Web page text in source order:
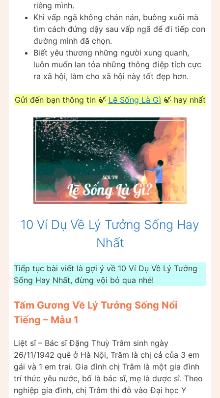
riêng mình.
Khi vấp ngã không chán nản, buông xuôi mà
tìm cách đứng dậy sau vấp ngã để đi tiếp con
đường mình đã chọn.
Biết yêu thương những người xung quanh,
luôn muốn lan tỏa những thông điệp tích cực
ra xã hội, làm cho xã hội này tốt đẹp hơn.
Gửi đến bạn thông tin 🍃 Lẽ Sống Là Gì 🍃 hay nhất
10 Ví Dụ Về Lý Tưởng Sống Hay
Nhất
Tiếp tục bài viết là gợi ý về 10 Ví Dụ Về Lý Tưởng
Sống Hay Nhất, đừng vội bỏ qua nhé!
Tấm Gương Về Lý Tưởng Sống Nổi
Tiếng – Mẫu 1
Liệt sĩ – Bác sĩ Đặng Thuỳ Trâm sinh ngày
26/11/1942 quê ở Hà Nội, Trâm là chị cả của 3 em
gái và 1 em trai. Gia đình chị Trâm là một gia đình
trí thức yêu nước, bố là bác sĩ, mẹ là dược sĩ. Theo
nghiệp gia đình, chị Trâm thi đỗ vào Đại học Y